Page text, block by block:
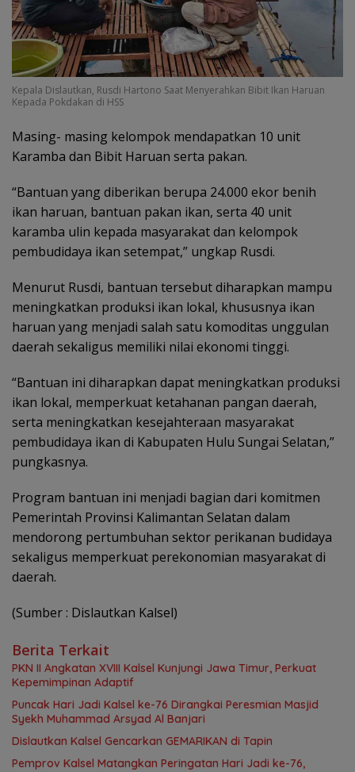
Kepala Dislautkan, Rusdi Hartono Saat Menyerahkan Bibit Ikan Haruan
Kepada Pokdakan di HSS
Masing- masing kelompok mendapatkan 10 unit
Karamba dan Bibit Haruan serta pakan.
“Bantuan yang diberikan berupa 24.000 ekor benih
ikan haruan, bantuan pakan ikan, serta 40 unit
karamba ulin kepada masyarakat dan kelompok
pembudidaya ikan setempat,” ungkap Rusdi.
Menurut Rusdi, bantuan tersebut diharapkan mampu
meningkatkan produksi ikan lokal, khususnya ikan
haruan yang menjadi salah satu komoditas unggulan
daerah sekaligus memiliki nilai ekonomi tinggi.
“Bantuan ini diharapkan dapat meningkatkan produksi
ikan lokal, memperkuat ketahanan pangan daerah,
serta meningkatkan kesejahteraan masyarakat
pembudidaya ikan di Kabupaten Hulu Sungai Selatan,”
pungkasnya.
Program bantuan ini menjadi bagian dari komitmen
Pemerintah Provinsi Kalimantan Selatan dalam
mendorong pertumbuhan sektor perikanan budidaya
sekaligus memperkuat perekonomian masyarakat di
daerah.
(Sumber : Dislautkan Kalsel)
Berita Terkait
PKN II Angkatan XVIII Kalsel Kunjungi Jawa Timur, Perkuat
Kepemimpinan Adaptif
Puncak Hari Jadi Kalsel ke-76 Dirangkai Peresmian Masjid
Syekh Muhammad Arsyad Al Banjari
Dislautkan Kalsel Gencarkan GEMARIKAN di Tapin
Pemprov Kalsel Matangkan Peringatan Hari Jadi ke-76,